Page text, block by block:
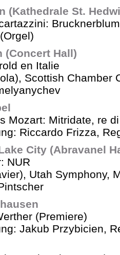
(Kathedrale St.
(Concert Hall)
en Italie
Scottish Chamber
Mozart: Mitridate, re
Riccardo Frizza,
City (Abravanel
NUR
Utah Symphony,
(Premiere)
Jakub Przybicien,